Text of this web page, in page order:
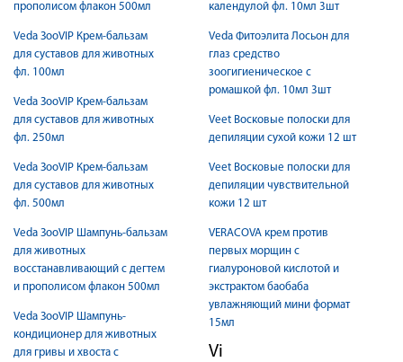
прополисом флакон 500мл
Veda ЗооVIP Крем-бальзам
для суставов для животных
фл. 100мл
Veda ЗооVIP Крем-бальзам
для суставов для животных
фл. 250мл
Veda ЗооVIP Крем-бальзам
для суставов для животных
фл. 500мл
Veda ЗооVIP Шампунь-бальзам
для животных
восстанавливающий с дегтем
и прополисом флакон 500мл
Veda ЗооVIP Шампунь-
кондиционер для животных
для гривы и хвоста с
календулой фл. 10мл 3шт
Veda Фитоэлита Лосьон для
глаз средство
зоогигиеническое с
ромашкой фл. 10мл 3шт
Veet Восковые полоски для
депиляции сухой кожи 12 шт
Veet Восковые полоски для
депиляции чувствительной
кожи 12 шт
VERACOVA крем против
первых морщин c
гиалуроновой кислотой и
экстрактом баобаба
увлажняющий мини формат
15мл
Vi